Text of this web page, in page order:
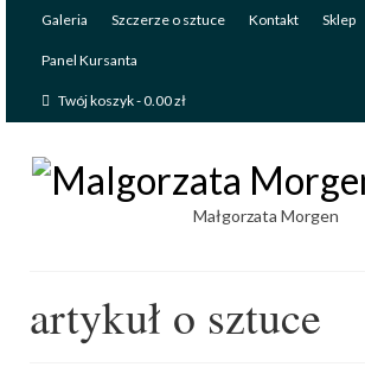
Galeria Szczerze o sztuce Kontakt Sklep
Panel Kursanta
Twój koszyk-0.00zł
Małgorzata Morgen
artykuł o sztuce